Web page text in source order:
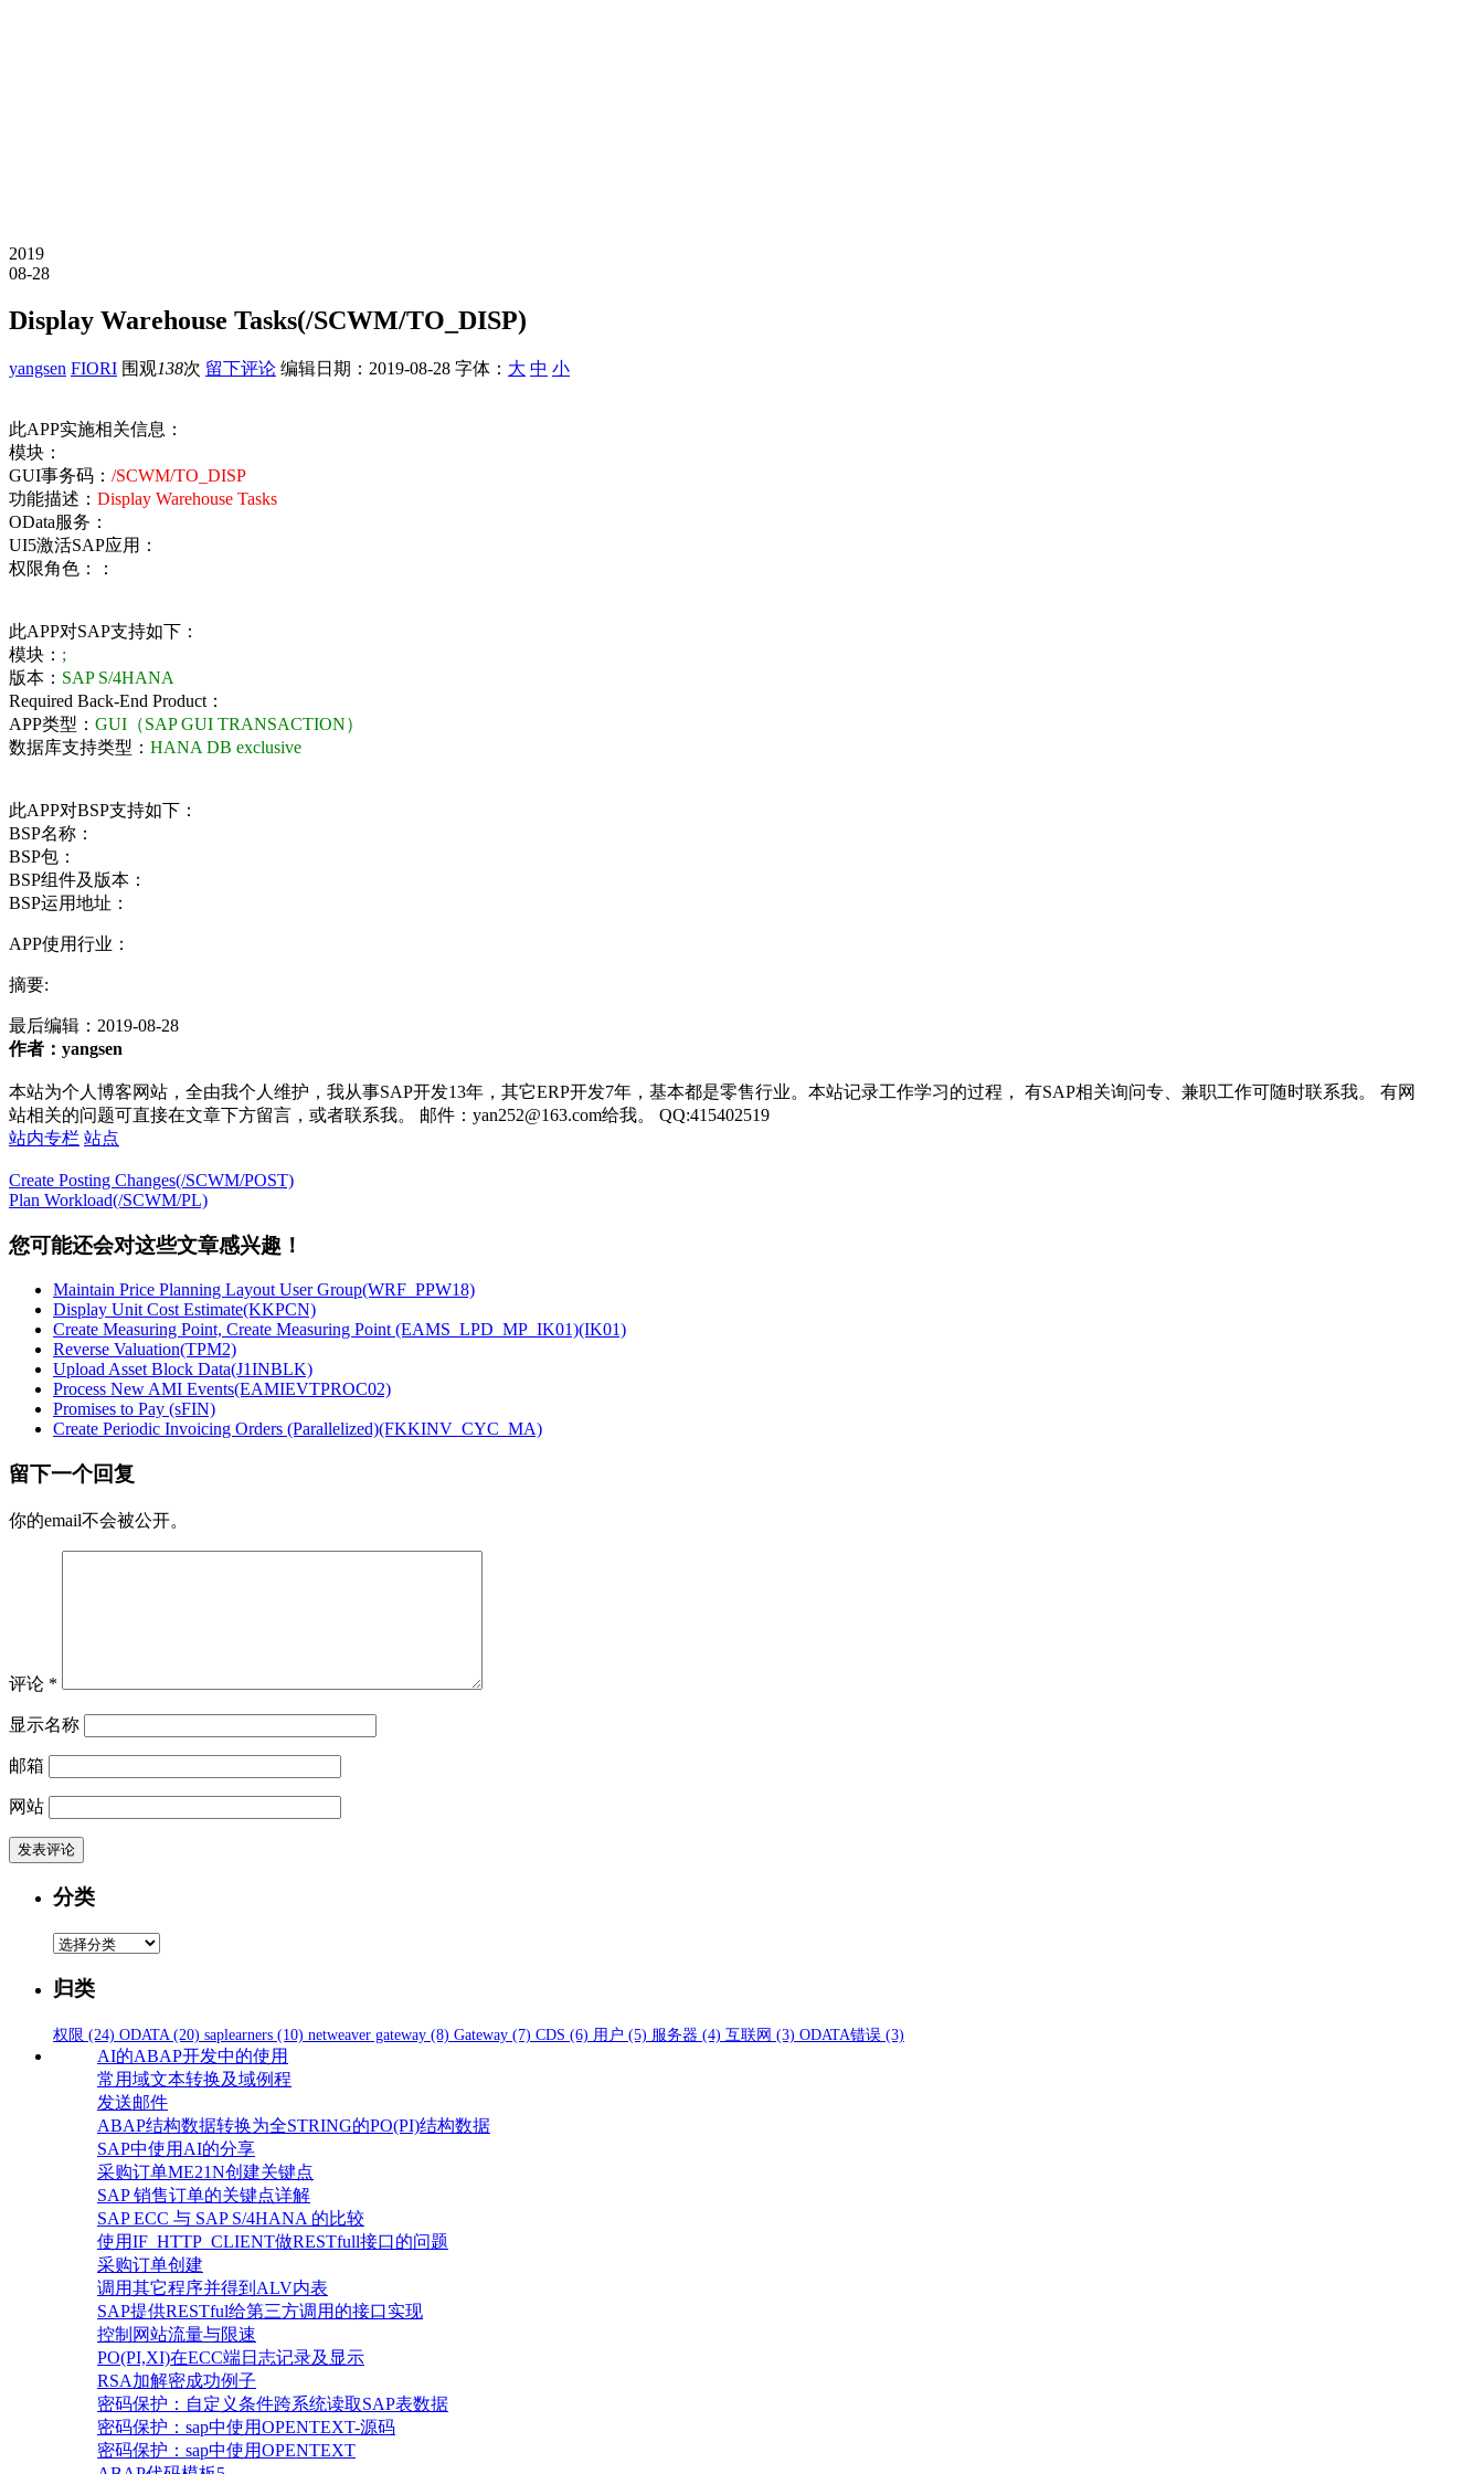
2019
08-28
Display Warehouse Tasks(/SCWM/TO_DISP)
yangsen FIORI 围观138次 留下评论 编辑日期： 2019-08-28 字体： 大 中 小
此APP实施相关信息：
模块：
GUI事务码： /SCWM/TO_DISP
功能描述： Display Warehouse Tasks
OData服务：
UI5激活SAP应用：
权限角色：：
此APP对SAP支持如下：
模块： ;
版本： SAP S/4HANA
Required Back-End Product：
APP类型： GUI（SAP GUI TRANSACTION）
数据库支持类型： HANA DB exclusive
此APP对BSP支持如下：
BSP名称：
BSP包：
BSP组件及版本：
BSP运用地址：
APP使用行业：
摘要:
最后编辑： 2019-08-28
作者：yangsen
本站为个人博客网站，全由我个人维护，我从事SAP开发13年，其它ERP开发7年，基本都是零售行业。本站记录工作学习的过程， 有SAP相关询问专、兼职工作可随时联系我。 有网
站相关的问题可直接在文章下方留言，或者联系我。 邮件：yan252@163.com给我。 QQ:415402519
站内专栏 站点
Create Posting Changes(/SCWM/POST)
Plan Workload(/SCWM/PL)
您可能还会对这些文章感兴趣！
Maintain Price Planning Layout User Group(WRF_PPW18)
Display Unit Cost Estimate(KKPCN)
Create Measuring Point, Create Measuring Point (EAMS_LPD_MP_IK01)(IK01)
Reverse Valuation(TPM2)
Upload Asset Block Data(J1INBLK)
Process New AMI Events(EAMIEVTPROC02)
Promises to Pay (sFIN)
Create Periodic Invoicing Orders (Parallelized)(FKKINV_CYC_MA)
留下一个回复
你的email不会被公开。
评论 *
显示名称
邮箱
网站
分类
分
归类
权限 (24) ODATA (20) saplearners (10) netweaver gateway (8) Gateway (7) CDS (6) 用户 (5) 服务器 (4) 互联网 (3) ODATA错误 (3)
AI的ABAP开发中的使用
常用域文本转换及域例程
发送邮件
ABAP结构数据转换为全STRING的PO(PI)结构数据
SAP中使用AI的分享
采购订单ME21N创建关键点
SAP 销售订单的关键点详解
SAP ECC 与 SAP S/4HANA 的比较
使用IF_HTTP_CLIENT做RESTfull接口的问题
采购订单创建
调用其它程序并得到ALV内表
SAP提供RESTful给第三方调用的接口实现
控制网站流量与限速
PO(PI,XI)在ECC端日志记录及显示
RSA加解密成功例子
密码保护：自定义条件跨系统读取SAP表数据
密码保护：sap中使用OPENTEXT-源码
密码保护：sap中使用OPENTEXT